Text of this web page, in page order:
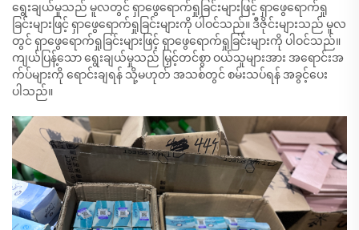
ရွေးချယ်မှုသည် မူလတွင် ရှာဖွေရောက်ရှုခြင်းများဖြင့် ရှာဖွေရောက်ရှု
ခြင်းများဖြင့် ရှာဖွေရောက်ရှုခြင်းများကို ပါဝင်သည်။ ဒီဇိုင်းများသည် မူလ
တွင် ရှာဖွေရောက်ရှုခြင်းများဖြင့် ရှာဖွေရောက်ရှုခြင်းများကို ပါဝင်သည်။
ကျယ်ပြန့်သော ရွေးချယ်မှုသည် မြှင့်တင်စွာ ဝယ်သူများအား အရောင်းအ
က်ပ်များကို ရောင်းချရန် သို့မဟုတ် အသစ်တွင် စမ်းသပ်ရန် အခွင့်ပေး
ပါသည်။